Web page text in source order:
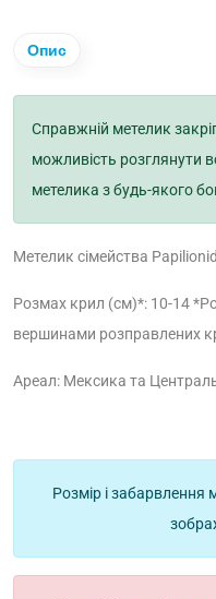
Опис
Справжній метелик
можливість розглянути
метелика з будь-якого
Метелик сімейства
Розмах крил (см)*: 10-14
вершинами розправлених
Ареал: Мексика та
Розмір і забарвлення